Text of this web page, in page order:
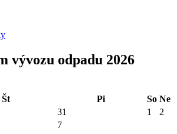
vývozu odpadu 2026
Št Pi So Ne
31 1
2
7